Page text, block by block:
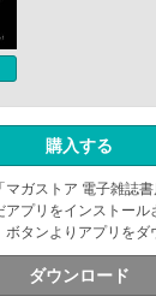
購入する
マガストア 電子雑誌
プリをインストール
タンよりアプリをダ
ダウンロード